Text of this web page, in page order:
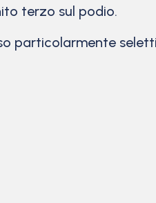
terzo sul podio.
particolarmente